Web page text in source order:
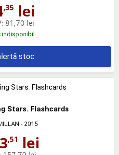
,35 lei
81,70 lei
indisponibil
stoc
Stars. Flashcards
- 2015
,51 lei